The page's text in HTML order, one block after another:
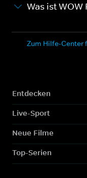
Was ist WOW
Zum Hilfe-Center
Entdecken
Live-Sport
Neue Filme
Top-Serien